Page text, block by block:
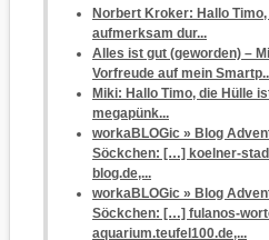
Norbert Kroker: Hallo
aufmerksam dur...
Alles ist gut (geworden) –
Vorfreude auf mein
Miki: Hallo Timo, die Hülle
megapünk...
workaBLOGic » Blog
Söckchen: […] koelner-
blog.de,...
workaBLOGic » Blog
Söckchen: […] fulanos-
aquarium.teufel100.de,...